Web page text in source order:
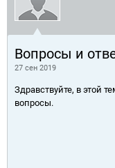
Вопросы и
27 сен 2019
Здравствуйте, в этой
вопросы.